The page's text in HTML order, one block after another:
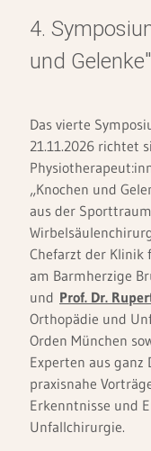
4.
und Gelenke"
Das vierte
21.11.2026 richtet
„Knochen und
aus der
Chefarzt der Klinik
am Barmherzige
und Prof. Dr.
Orthopädie und
Orden München
Experten aus
praxisnahe
Erkenntnisse und
Unfallchirurgie.